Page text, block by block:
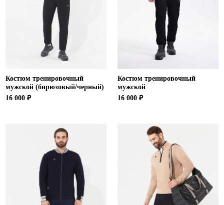
Костюм тренировочный
мужской (бирюзовый/черный)
16 000 ₽
Костюм тренировочный
мужской
16 000 ₽